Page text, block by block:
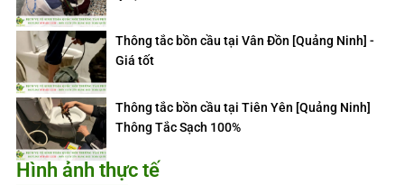
Thông tắc bồn cầu tại Vân Đồn [Quảng Ninh] -
Giá tốt
Thông tắc bồn cầu tại Tiên Yên [Quảng Ninh]
Thông Tắc Sạch 100%
Hình ảnh thực tế